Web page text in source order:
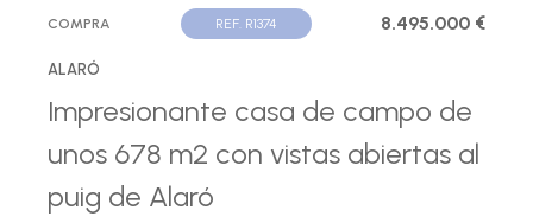
COMPRA REF. R1374 8.495.000 €
ALARÓ
Impresionante casa de campo de
unos 678 m2 con vistas abiertas al
puig de Alaró